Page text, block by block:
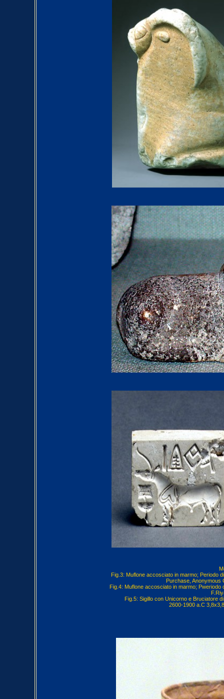
Fig.3: Muflone accosciato in marmo; Periodo
Purchase, Anonymous
Fig.4: Muflone accosciato in marmo; Pweriodo
Fig.5: Sigillo con Unicorno e Bruciatore
2600-1900 a.C